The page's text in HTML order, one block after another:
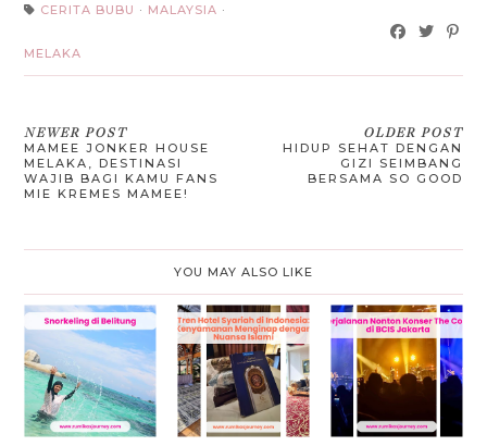
CERITA BUBU · MALAYSIA ·
MELAKA
NEWER POST
MAMEE JONKER HOUSE
MELAKA, DESTINASI
WAJIB BAGI KAMU FANS
MIE KREMES MAMEE!
OLDER POST
HIDUP SEHAT DENGAN
GIZI SEIMBANG
BERSAMA SO GOOD
YOU MAY ALSO LIKE